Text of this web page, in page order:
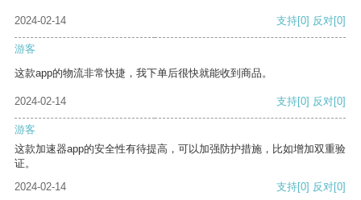
2024-02-14 支持[0] 反对[0]
游客
这款app的物流非常快捷，我下单后很快就能收到商品。
2024-02-14 支持[0] 反对[0]
游客
这款加速器app的安全性有待提高，可以加强防护措施，比如增加双重验
证。
2024-02-14
支持[0] 反对[0]